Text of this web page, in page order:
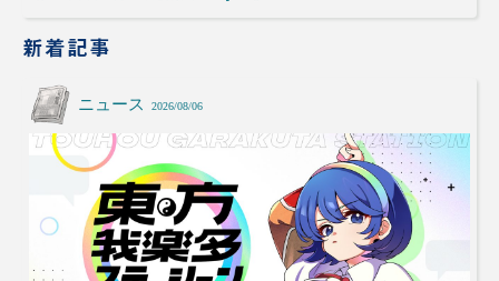
新着記事
ニュース 2026/08/06